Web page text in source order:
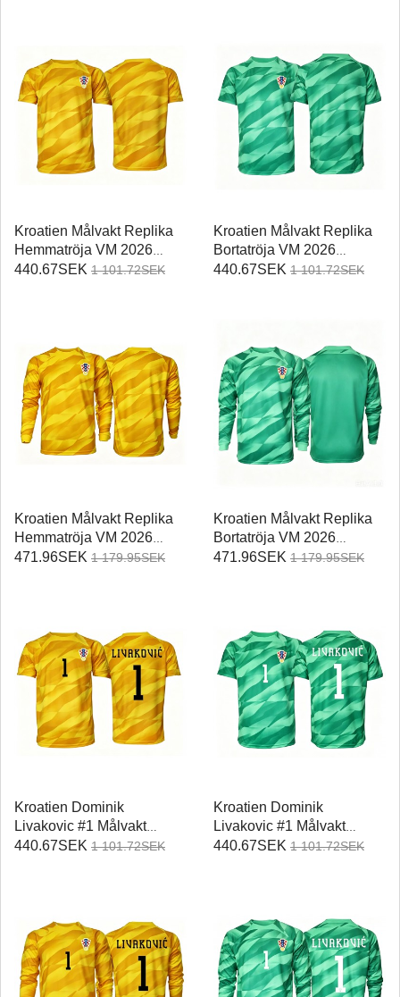
Kroatien Målvakt Replika
Hemmatröja VM 2026
Kortärmad
440.67SEK 1 101.72SEK
Kroatien Målvakt Replika
Bortatröja VM 2026
Kortärmad
440.67SEK 1 101.72SEK
Kroatien Målvakt Replika
Hemmatröja VM 2026
Långärmad
471.96SEK 1 179.95SEK
Kroatien Målvakt Replika
Bortatröja VM 2026
Långärmad
471.96SEK 1 179.95SEK
Kroatien Dominik
Livakovic #1 Målvakt
Replika Hemmatröja VM
440.67SEK 1 101.72SEK
Kroatien Dominik
Livakovic #1 Målvakt
Replika Bortatröja VM
440.67SEK 1 101.72SEK